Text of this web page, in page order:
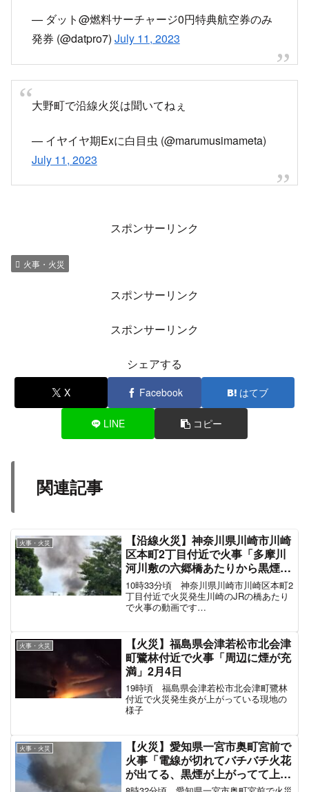
沿線火災pic.twitter.com/c2uc0sVHEb
— りゅうせい (@yakugakuswimmer)July 11,
2023
なんか沿線で火災があったのか？
pic.twitter.com/c0pKhEFec7
(@NemesisLaArgol)July 11, 2023
セントレア行きバスも使えないねぇ
#福岡アジアホッピング旅
名鉄線セントレア行き
お陰で時間は楽勝だけど
待つのが嫌いなので
河和線で知多半田まで行ってタクります
pic.twitter.com/HwlqI7y1XW
— ダット@燃料サーチャージ0円特典航空券のみ
発券 (@datpro7)
July 11, 2023
— イヤイヤ期Exに白目虫 (@marumusimameta)
July 11, 2023